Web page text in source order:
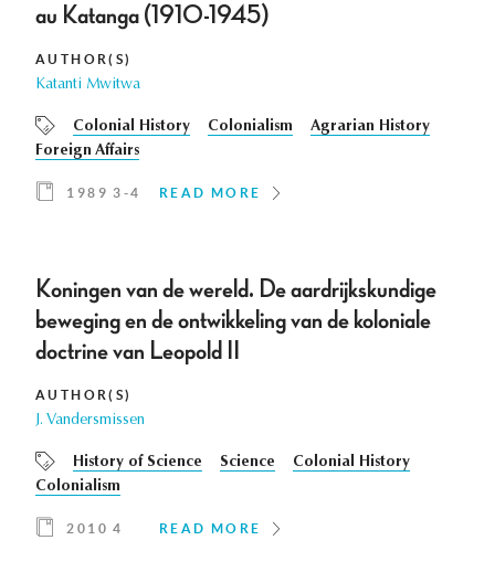
au Katanga (1910-1945)
AUTHOR(S)
Katanti Mwitwa
Colonial History Colonialism
Agrarian History
Foreign Affairs
1989 3-4 READ MORE
Koningen van de wereld. De aardrijkskundige
beweging en de ontwikkeling van de koloniale
doctrine van Leopold II
AUTHOR(S)
J. Vandersmissen
History of Science Science
Colonial History
Colonialism
2010 4 READ MORE